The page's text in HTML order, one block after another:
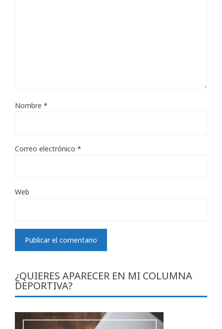
Nombre *
Correo electrónico *
Web
¿QUIERES APARECER EN MI COLUMNA
DEPORTIVA?